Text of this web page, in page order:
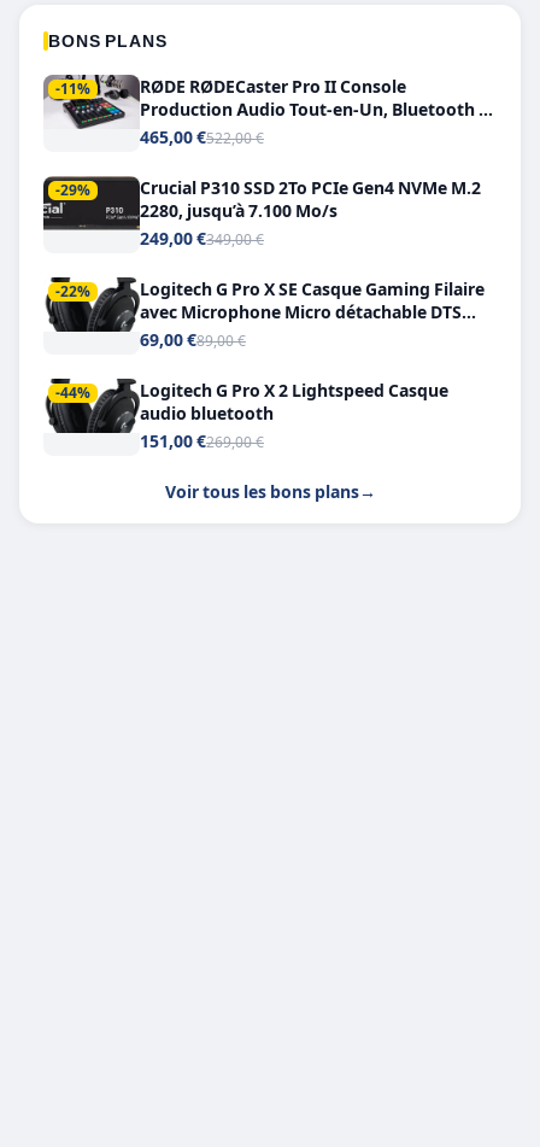
BONS PLANS
-11%
RØDE RØDECaster Pro II Console
Production Audio Tout-en-Un, Bluetooth et
Double USB-C
465,00 €522,00 €
-29%
Crucial P310 SSD 2To PCIe Gen4 NVMe M.2
2280, jusqu’à 7.100 Mo/s
249,00 €349,00 €
-22%
Logitech G Pro X SE Casque Gaming Filaire
avec Microphone Micro détachable DTS
Headphone X 7.1
69,00 €89,00 €
-44%
Logitech G Pro X 2 Lightspeed Casque
audio bluetooth
151,00 €269,00 €
Voir tous les bons plans→